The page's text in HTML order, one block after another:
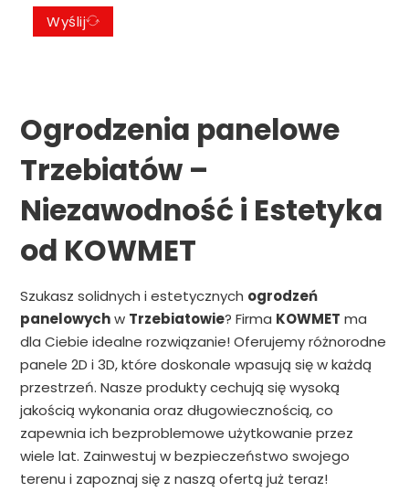
Wyślij
Ogrodzenia panelowe
Trzebiatów –
Niezawodność i Estetyka
od KOWMET
Szukasz solidnych i estetycznych ogrodzeń
panelowychw Trzebiatowie? Firma KOWMET ma
dla Ciebie idealne rozwiązanie! Oferujemy różnorodne
panele 2D i 3D, które doskonale wpasują się w każdą
przestrzeń. Nasze produkty cechują się wysoką
jakością wykonania oraz długowiecznością, co
zapewnia ich bezproblemowe użytkowanie przez
wiele lat. Zainwestuj w bezpieczeństwo swojego
terenu i zapoznaj się z naszą ofertą już teraz!